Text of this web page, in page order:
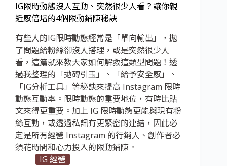
IG限時動態沒人互動、突然很少人看？讓你親
近感倍增的4個限動鋪陳秘訣
有些人的IG限時動態經常是「單向輸出」，拋
了問題給粉絲卻沒人搭理，或是突然很少人
看，這篇就來教大家如何解救這類型問題！透
過我整理的「拋磚引玉」、「給予安全感」、
「IG分析工具」等秘訣來提高 Instagram 限時
動態互動率。限時動態的重要地位，有時比貼
文來得更重要。加上 IG 限時動態更能與現有粉
絲互動，或透過私訊有更緊密的連結，因此必
定是所有經營 Instagram 的行銷人、創作者必
須花時間和心力投入的限動鋪陳。
IG 經營